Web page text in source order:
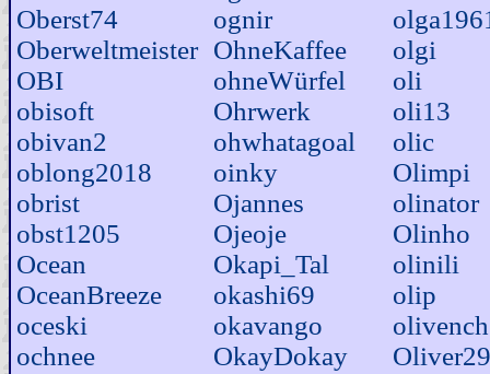
Oberst74
Oberweltmeister
OBI
obisoft
obivan2
oblong2018
obrist
obst1205
Ocean
OceanBreeze
oceski
ochnee
ognir
OhneKaffee
ohneWürfel
Ohrwerk
ohwhatagoal
oinky
Ojannes
Ojeoje
Okapi_Tal
okashi69
okavango
OkayDokay
olgi
oli
oli13
olic
Olimpi
olinator
Olinho
olinili
olip